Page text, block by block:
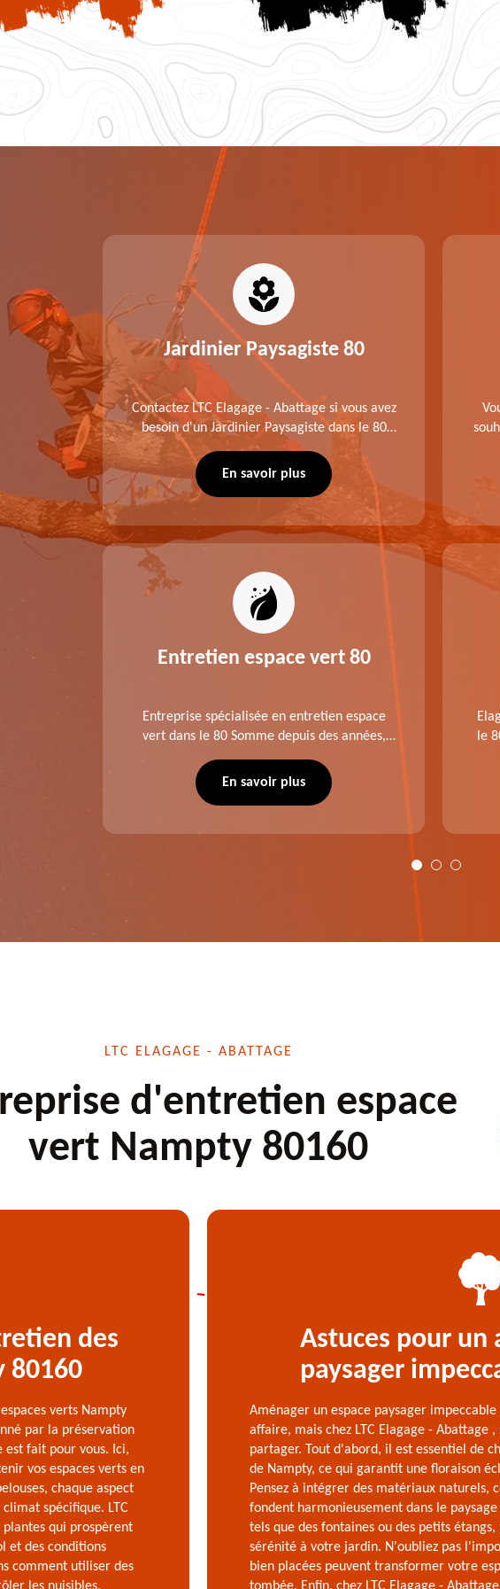
fait
jardinier
.
des
80
,
dans
Jardinier Paysagiste 80
Contactez LTC Elagage - Abattage si vous avez
besoin d'un Jardinier Paysagiste dans le 80
Somme. Chaque intervention est exécutée
selon les normes en vigueur. Découvrez un
extérieur exceptionnel grâce à notre équipe.
En savoir plus
Entretien espace vert 80
Entreprise spécialisée en entretien espace
vert dans le 80 Somme depuis des années,
d'élagage, d'abattage d'arbres, de
dessouchage et autre. Devis offert.
En savoir plus
80
le
LTC ELAGAGE - ABATTAGE
d'entretien espace
vert Nampty 80160
des
80160
verts Nampty
par la préservation
est fait pour vous. Ici,
vos espaces verts en
chaque aspect
spécifique. LTC
plantes qui prospèrent
et des conditions
comment utiliser des
Astuces pour un
paysager
Aménager un espace paysager
affaire, mais chez LTC Elagage - Abattage ,
partager. Tout d'abord, il est essentiel de
de Nampty, ce qui garantit une floraison
Pensez à intégrer des matériaux naturels,
fondent harmonieusement dans le
tels que des fontaines ou des petits
sérénité à votre jardin. N'oubliez pas
bien placées peuvent transformer votre